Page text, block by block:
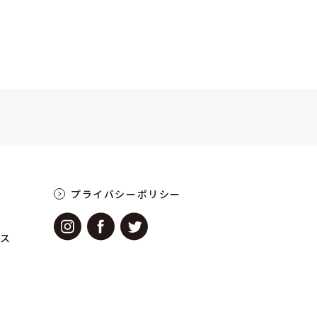
プライバシーポリシー